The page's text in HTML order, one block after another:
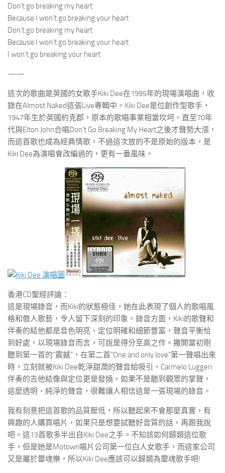
Don’t go breaking my heart
Because I won’t go breaking your heart
Don’t go breaking my heart
Because I won’t go breaking your heart
I won’t go breaking your heart
——
這次的歌曲是英國的女歌手Kiki Dee在1995年的現場演唱曲，收
錄在Almost Naked這張Live專輯中。Kiki Dee是位創作型歌手，
1947年生於英國約克郡，原本的歌唱事業相當坎坷，直至70年
代與Elton John合唱Don’t Go Breaking My Heart之後才聲勢大漲，
而這首歌也成為經典情歌，不過這次放的不是原始的版本，是
Kiki Dee為演唱會改編過的，更有一番風味。
香港CD聖經評論：
這是現場錄音，而Kiki的狀態極佳，她在此表現了個人的歌唱風
格和傲人歌藝，令人留下深刻的印象。錄音方面，Kiki的歌聲和
伴奏的結他都是音色明亮、定位明確和細節豐富，聲音平衡恰
到好處，以現場錄音而言，可說是得分至高之作。撇開當初剛
聽到第一首的”震撼”，在第二首”One and only love”第一聲唱出來
時，立刻就被Kiki Dee乾淨甜潤的聲音給吸引，Carmelo Luggeri
伴奏的吉他結像與定位更是發燒，如果不是聽到觀眾的掌聲，
這麼透明、純淨的聲音，很難讓人相信這是一張現場的錄音。
我有刻意把這首歌的品質壓低，所以聽起來不會那麼真實，有
興趣的人購買唱片，如果只是想要試聽好音質的話，再跟我說
吧。這13首歌多半出自Kiki Dee之手。不知該如何歸類這位歌
手，但是她是Motown唱片公司第一位白人女歌手，而這家公司
又是屬於靈魂樂，所以Kiki Dee應該可以歸類為靈魂歌手吧!